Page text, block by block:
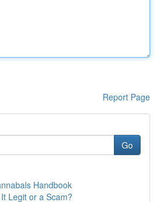
Report Page
Go
Handbook
Legit or a Scam?